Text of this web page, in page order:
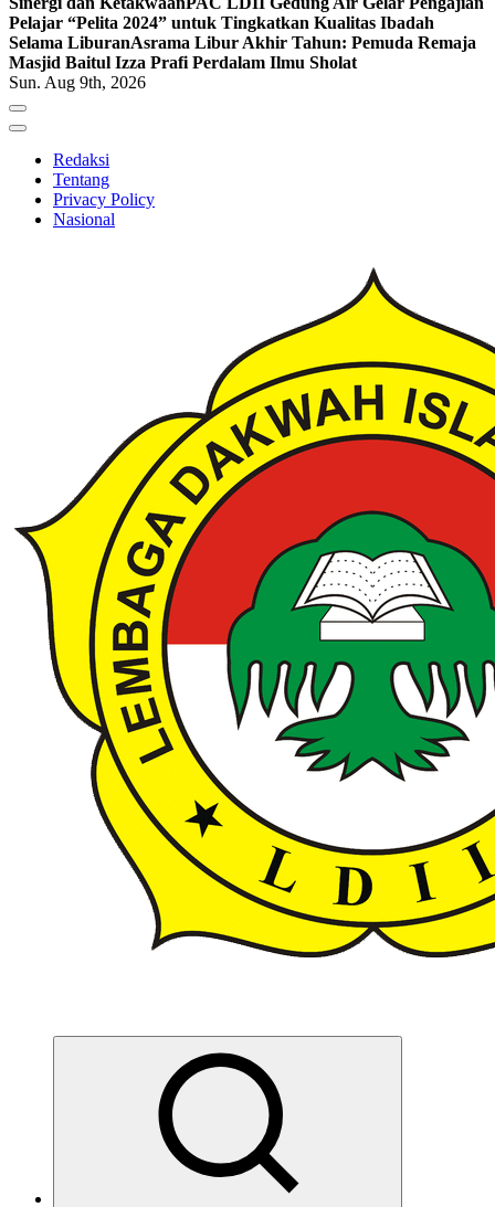
Pelajar “Pelita 2024” untuk Tingkatkan Kualitas Ibadah
Selama LiburanAsrama Libur Akhir Tahun: Pemuda Remaja
Masjid Baitul Izza Prafi Perdalam Ilmu Sholat
Sun. Aug 9th, 2026
Redaksi
Tentang
Privacy Policy
Nasional